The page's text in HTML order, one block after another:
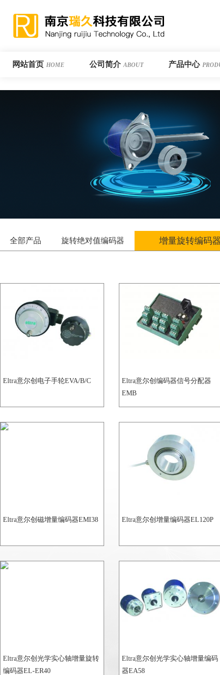
网站首页 HOME 公司简介 ABOUT 产品中心
全部产品 旋转绝对值编码器 增量旋转编码
Eltra意尔创电子手轮EVA/B/C
Eltra意尔创编码器信号分配器
EMB
Eltra意尔创磁增量编码器EMI38 Eltra意尔创增量编码器EL120P
Eltra意尔创光学实心轴增量旋转
编码器EL-ER40
Eltra意尔创光学实心轴增量编码
器EA58